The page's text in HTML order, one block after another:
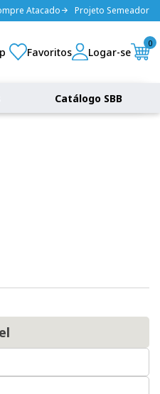
Atacado Projeto Semeador
0
Catálogo SBB